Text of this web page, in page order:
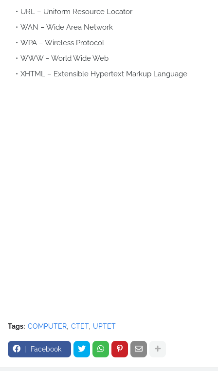
URL – Uniform Resource Locator
WAN – Wide Area Network
WPA – Wireless Protocol
WWW – World Wide Web
XHTML – Extensible Hypertext Markup Language
Tags: COMPUTER CTET UPTET
Facebook